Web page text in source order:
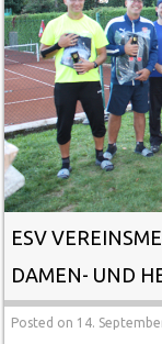
ESV
DAMEN- UND
Posted on 14.